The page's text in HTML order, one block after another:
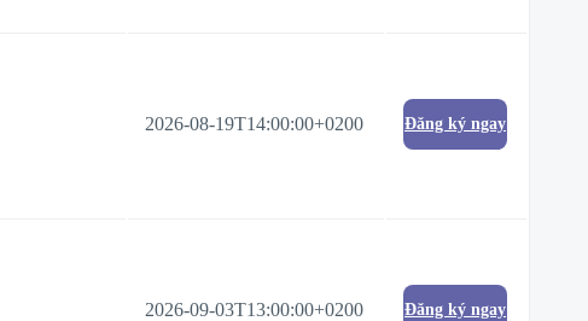
2026-08-19T14:00:00+0200 Đăng ký ngay
2026-09-03T13:00:00+0200 Đăng ký ngay